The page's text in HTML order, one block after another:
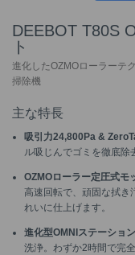
DEEBOT T80S
ト
進化したOZMOローラーテ
掃除機
主な特長
吸引力24,800Pa &
ル吸じんでゴミを徹底除
OZMOローラー定圧式モ
高速回転で、頑固な拭き
れいに仕上げます。
進化型OMNIステーション
洗浄。わずか2時間で完